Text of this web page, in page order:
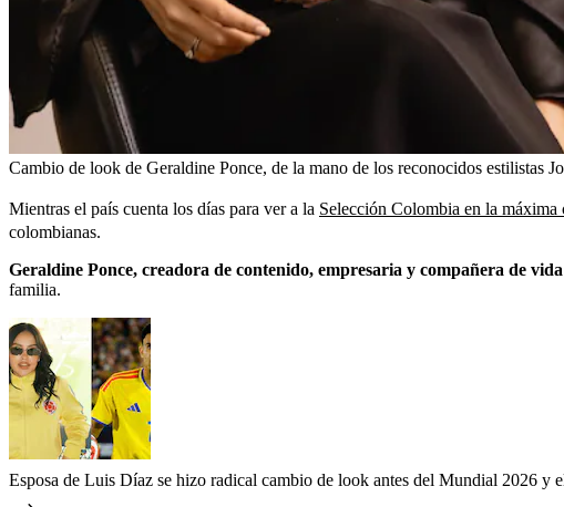
Cambio de look de Geraldine Ponce, de la mano de los reconocidos estilistas
Mientras el país cuenta los días para ver a la Selección Colombia en la
colombianas.
Geraldine Ponce, creadora de contenido, empresaria y compañera de
familia.
Esposa de Luis Díaz se hizo radical cambio de look antes del Mundial 2026 y